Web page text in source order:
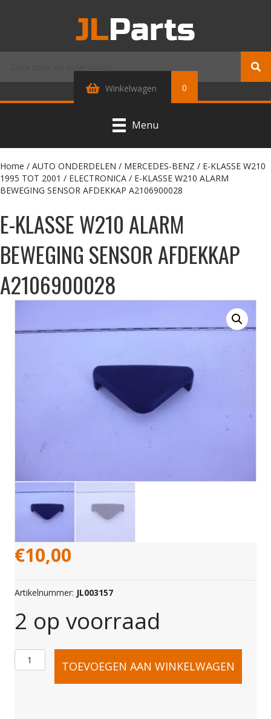
Winkelwagen 0
Menu
Home / AUTO ONDERDELEN / MERCEDES-BENZ / E-KLASSE W210
1995 TOT 2001 / ELECTRONICA / E-KLASSE W210 ALARM
BEWEGING SENSOR AFDEKKAP A2106900028
E-KLASSE W210 ALARM
BEWEGING SENSOR AFDEKKAP
A2106900028
€10,00
Artikelnummer: JL003157
2 op voorraad
E-
TOEVOEGEN AAN WINKELWAGEN